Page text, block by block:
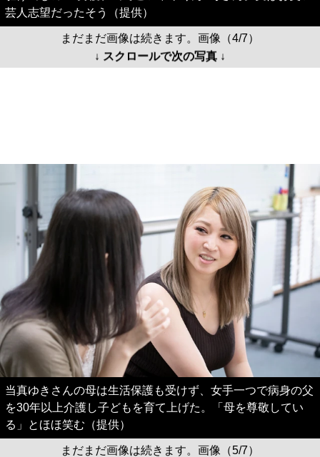
芸人志望だったそう（提供）
まだまだ画像は続きます。画像（4/7）
↓ スクロールで次の写真 ↓
当真ゆきさんの母は生活保護も受けず、女手一つで病身の父
を30年以上介護し子どもを育て上げた。「母を尊敬してい
る」とほほ笑む（提供）
まだまだ画像は続きます。画像（5/7）